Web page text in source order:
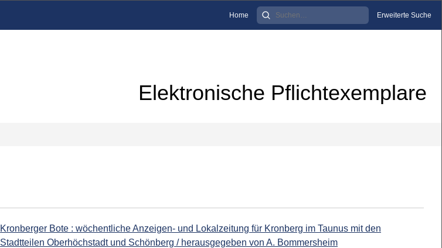
Home Erweiterte Suche
Elektronische Pflichtexemplare
Kronberger Bote : wöchentliche Anzeigen- und Lokalzeitung für Kronberg im Taunus mit den
Stadtteilen Oberhöchstadt und Schönberg / herausgegeben von A. Bommersheim